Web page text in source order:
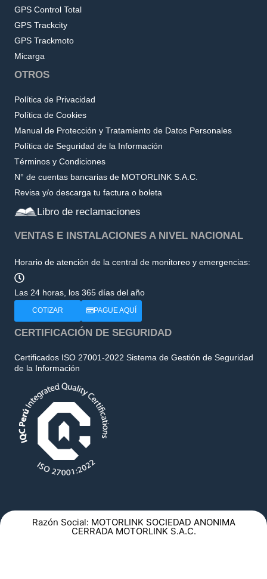
GPS Control Total
GPS Trackcity
GPS Trackmoto
Micarga
OTROS
Política de Privacidad
Política de Cookies
Manual de Protección y Tratamiento de Datos Personales
Política de Seguridad de la Información
Términos y Condiciones
N° de cuentas bancarias de MOTORLINK S.A.C.
Revisa y/o descarga tu factura o boleta
Libro de reclamaciones
VENTAS E INSTALACIONES A NIVEL NACIONAL
Horario de atención de la central de monitoreo y emergencias:
Las 24 horas, los 365 días del año
COTIZAR PAGUE AQUÍ
CERTIFICACIÓN DE SEGURIDAD
Certificados ISO 27001-2022 Sistema de Gestión de Seguridad
de la Información
Razón Social: MOTORLINK SOCIEDAD ANONIMA
CERRADA MOTORLINK S.A.C.